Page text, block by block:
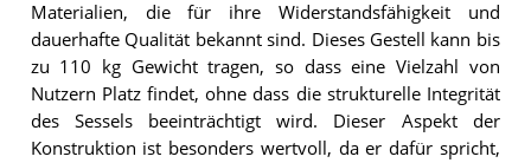
Materialien, die für ihre Widerstandsfähigkeit und
dauerhafte Qualität bekannt sind. Dieses Gestell kann bis
zu 110 kg Gewicht tragen, so dass eine Vielzahl von
Nutzern Platz findet, ohne dass die strukturelle Integrität
des Sessels beeinträchtigt wird. Dieser Aspekt der
Konstruktion ist besonders wertvoll, da er dafür spricht,